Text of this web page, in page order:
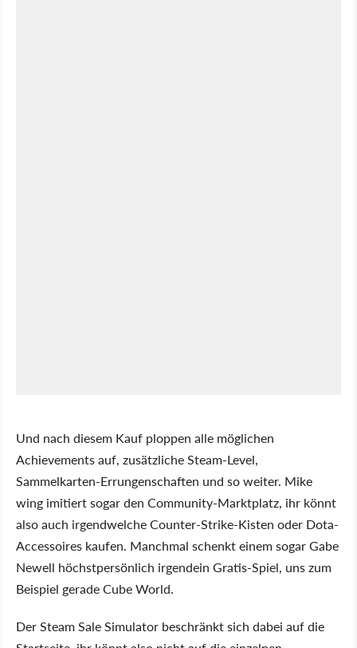
Und nach diesem Kauf ploppen alle möglichen
Achievements auf, zusätzliche Steam-Level,
Sammelkarten-Errungenschaften und so weiter. Mike
wing imitiert sogar den Community-Marktplatz, ihr könnt
also auch irgendwelche Counter-Strike-Kisten oder Dota-
Accessoires kaufen. Manchmal schenkt einem sogar Gabe
Newell höchstpersönlich irgendein Gratis-Spiel, uns zum
Beispiel gerade Cube World.
Der Steam Sale Simulator beschränkt sich dabei auf die